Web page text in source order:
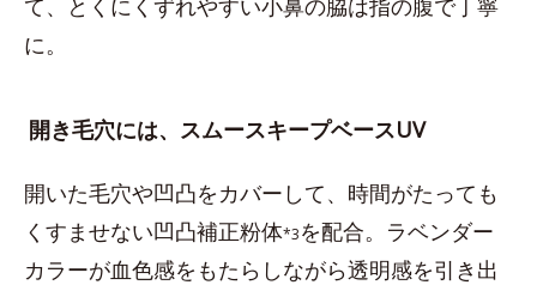
て、とくにくずれやすい小鼻の脇は指の腹で丁寧
に。
開き毛穴には、スムースキープベースUV
開いた毛穴や凹凸をカバーして、時間がたっても
くすませない凹凸補正粉体*3を配合。ラベンダー
カラーが血色感をもたらしながら透明感を引き出